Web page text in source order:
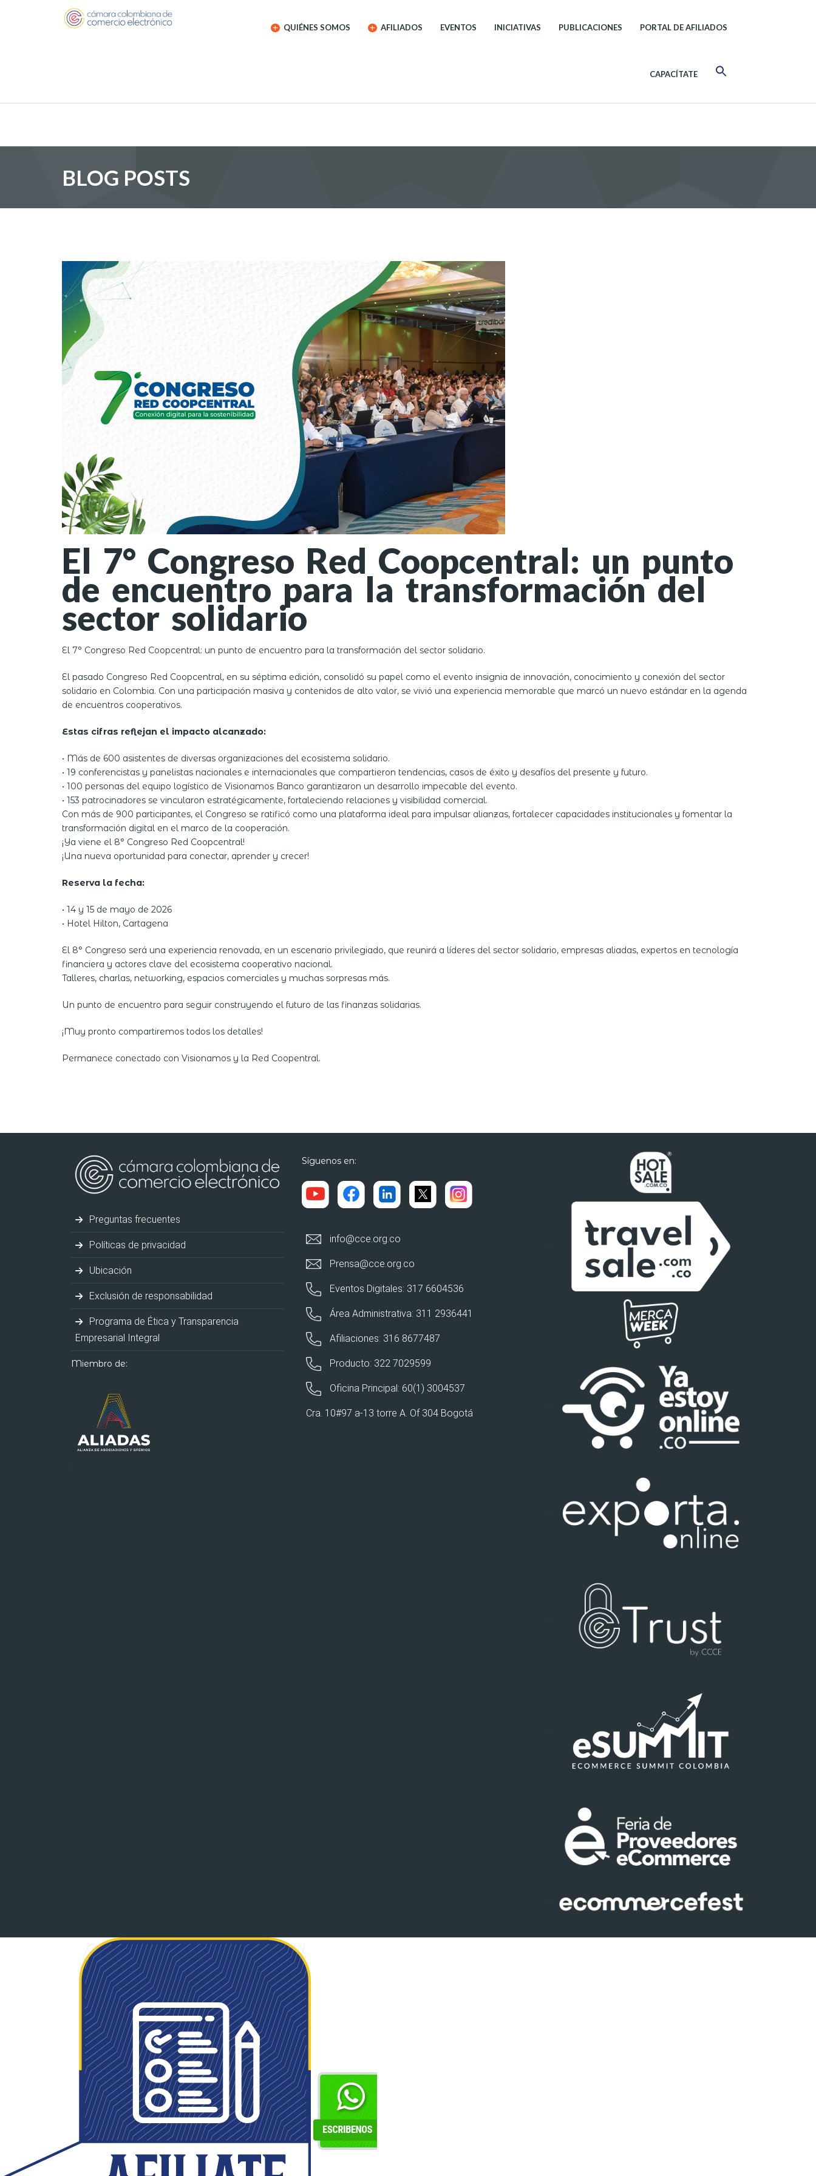
QUIÉNES SOMOS AFILIADOS EVENTOS INICIATIVAS PUBLICACIONES PORTAL DE AFILIADOS
CAPACÍTATE
BLOG POSTS
El 7° Congreso Red Coopcentral: un punto
de encuentro para la transformación del
sector solidario
El 7° Congreso Red Coopcentral: un punto de encuentro para la transformación del sector solidario.
El pasado Congreso Red Coopcentral, en su séptima edición, consolidó su papel como el evento insignia de innovación, conocimiento y conexión del sector
solidario en Colombia. Con una participación masiva y contenidos de alto valor, se vivió una experiencia memorable que marcó un nuevo estándar en la agenda
de encuentros cooperativos.
Estas cifras reflejan el impacto alcanzado:
• Más de 600 asistentes de diversas organizaciones del ecosistema solidario.
• 19 conferencistas y panelistas nacionales e internacionales que compartieron tendencias, casos de éxito y desafíos del presente y futuro.
• 100 personas del equipo logístico de Visionamos Banco garantizaron un desarrollo impecable del evento.
• 153 patrocinadores se vincularon estratégicamente, fortaleciendo relaciones y visibilidad comercial.
Con más de 900 participantes, el Congreso se ratificó como una plataforma ideal para impulsar alianzas, fortalecer capacidades institucionales y fomentar la
transformación digital en el marco de la cooperación.
¡Ya viene el 8° Congreso Red Coopcentral!
¡Una nueva oportunidad para conectar, aprender y crecer!
Reserva la fecha:
• 14 y 15 de mayo de 2026
• Hotel Hilton, Cartagena
El 8° Congreso será una experiencia renovada, en un escenario privilegiado, que reunirá a líderes del sector solidario, empresas aliadas, expertos en tecnología
financiera y actores clave del ecosistema cooperativo nacional.
Talleres, charlas, networking, espacios comerciales y muchas sorpresas más.
Un punto de encuentro para seguir construyendo el futuro de las finanzas solidarias.
¡Muy pronto compartiremos todos los detalles!
Permanece conectado con Visionamos y la Red Coopentral.
Preguntas frecuentes
Políticas de privacidad
Ubicación
Exclusión de responsabilidad
Programa de Ética y Transparencia
Empresarial Integral
Miembro de:
Síguenos en:
info@cce.org.co
Prensa@cce.org.co
Eventos Digitales: 317 6604536
Área Administrativa: 311 2936441
Afiliaciones: 316 8677487
Producto: 322 7029599
Oficina Principal: 60(1) 3004537
Cra. 10#97 a-13 torre A. Of 304 Bogotá